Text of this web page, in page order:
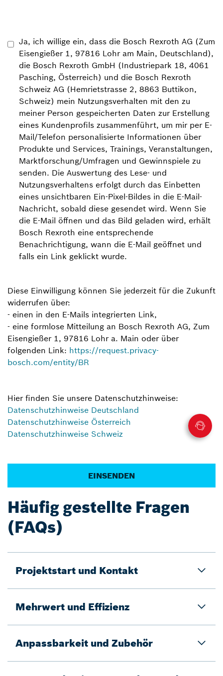
Ja, ich willige ein, dass die Bosch Rexroth AG (Zum
Eisengießer 1, 97816 Lohr am Main, Deutschland),
die Bosch Rexroth GmbH (Industriepark 18, 4061
Pasching, Österreich) und die Bosch Rexroth
Schweiz AG (Hemrietstrasse 2, 8863 Buttikon,
Schweiz) mein Nutzungsverhalten mit den zu
meiner Person gespeicherten Daten zur Erstellung
eines Kundenprofils zusammenführt, um mir per E-
Mail/Telefon personalisierte Informationen über
Produkte und Services, Trainings, Veranstaltungen,
Marktforschung/Umfragen und Gewinnspiele zu
senden. Die Auswertung des Lese- und
Nutzungsverhaltens erfolgt durch das Einbetten
eines unsichtbaren Ein-Pixel-Bildes in die E-Mail-
Nachricht, sobald diese gesendet wird. Wenn Sie
die E-Mail öffnen und das Bild geladen wird, erhält
Bosch Rexroth eine entsprechende
Benachrichtigung, wann die E-Mail geöffnet und
falls ein Link geklickt wurde.
Diese Einwilligung können Sie jederzeit für die Zukunft
widerrufen über:
- einen in den E-Mails integrierten Link,
- eine formlose Mitteilung an Bosch Rexroth AG, Zum
Eisengießer 1, 97816 Lohr a. Main oder über
folgenden Link: https://request.privacy-
bosch.com/entity/BR
Hier finden Sie unsere Datenschutzhinweise:
Datenschutzhinweise Deutschland
Datenschutzhinweise Österreich
Datenschutzhinweise Schweiz
Häufig gestellte Fragen
(FAQs)
Projektstart und Kontakt
Mehrwert und Effizienz
Anpassbarkeit und Zubehör